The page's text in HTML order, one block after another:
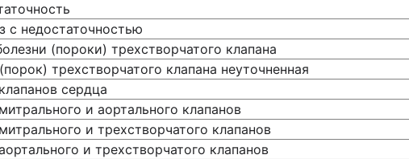
с недостаточностью
(пороки) трехстворчатого клапана
трехстворчатого клапана неуточненная
сердца
и аортального клапанов
и трехстворчатого клапанов
и трехстворчатого клапанов